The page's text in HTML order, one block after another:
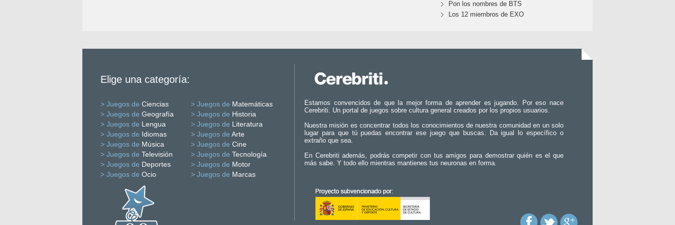
Pon los nombres de BTS
Los 12 miembros de EXO
Elige una categoría:
> Juegos de Ciencias > Juegos de Matemáticas
> Juegos de Geografía > Juegos de Historia
> Juegos de Lengua > Juegos de Literatura
> Juegos de Idiomas > Juegos de Arte
> Juegos de Música > Juegos de Cine
> Juegos de Televisión > Juegos de Tecnología
> Juegos de Deportes > Juegos de Motor
> Juegos de Ocio > Juegos de Marcas
Estamos convencidos de que la mejor forma de aprender es jugando. Por eso nace
Cerebriti. Un portal de juegos sobre cultura general creados por los propios usuarios.
Nuestra misión es concentrar todos los conocimientos de nuestra comunidad en un solo
lugar para que tú puedas encontrar ese juego que buscas. Da igual lo específico o
extraño que sea.
En Cerebriti además, podrás competir con tus amigos para demostrar quién es el que
más sabe. Y todo ello mientras mantienes tus neuronas en forma.